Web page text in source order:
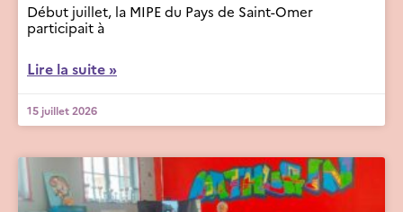
Début juillet, la MIPE du Pays de Saint-Omer
participait à
Lire la suite »
15 juillet 2026